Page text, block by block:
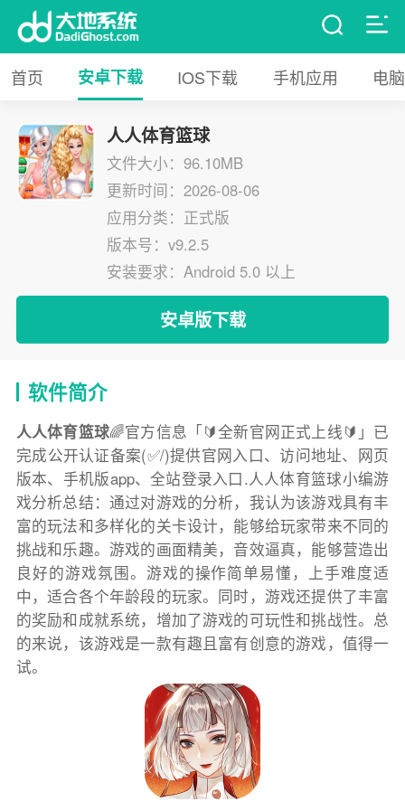
首页 安卓下载 IOS下载 手机应用 电
人人体育篮球
文件大小：96.10MB
更新时间：2026-08-06
应用分类：正式版
版本号：v9.2.5
安装要求：Android 5.0 以上
安卓版下载
软件简介
人人体育篮球🌈官方信息「🔰全新官网正式上线🔰」已
完成公开认证备案(✅/)提供官网入口、访问地址、网页
版本、手机版app、全站登录入口.人人体育篮球小编游
戏分析总结：通过对游戏的分析，我认为该游戏具有丰
富的玩法和多样化的关卡设计，能够给玩家带来不同的
挑战和乐趣。游戏的画面精美，音效逼真，能够营造出
良好的游戏氛围。游戏的操作简单易懂，上手难度适
中，适合各个年龄段的玩家。同时，游戏还提供了丰富
的奖励和成就系统，增加了游戏的可玩性和挑战性。总
的来说，该游戏是一款有趣且富有创意的游戏，值得一
试。